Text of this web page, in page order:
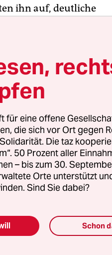
ihn auf, deutliche
gefahren – eine 32-
verletzt.
Nähe der Proteste ab
war für die Polizei
während
zu helfen und für
es sich um den Piloten
für eine offene
die sich vor Ort gegen
Die taz
50 Prozent aller
– bis zum 30.
Orte unterstützt
Sind Sie dabei?
Schon